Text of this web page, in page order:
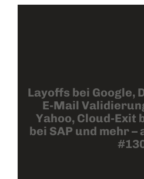
Layoffs bei Google,
E-Mail
Yahoo, Cloud-Exit
bei SAP und mehr